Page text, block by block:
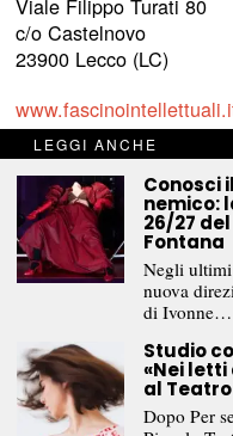
Viale Filippo Turati 80
c/o Castelnovo
23900 Lecco (LC)
Per segnalare
riservato,scriveteci e
rimozione del materiale
L’intero contenuto di
© 2026
LEGGI ANCHE
Conosci
nemico:
26/27
Fontana
Negli
nuova
di Ivonne…
Studio
«Nei
al
Dopo Per